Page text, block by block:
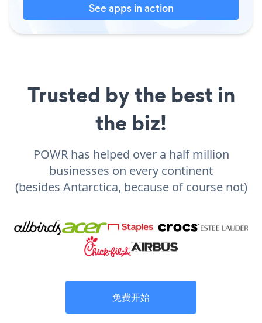
See apps in action
Trusted by the best in
the biz!
POWR has helped over a half million
businesses on every continent
(besides Antarctica, because of course not)
免费开始